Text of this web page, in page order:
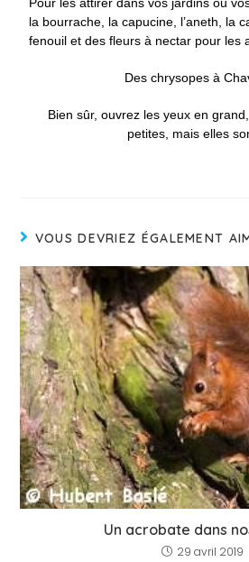
la bourrache, la capucine, l’aneth, la
fenouil et des fleurs à nectar pour les
Des chrysopes à
Bien sûr, ouvrez les yeux en
petites, mais elles
VOUS DEVRIEZ ÉGALEMENT
Un acrobate dans
29 avril 2019